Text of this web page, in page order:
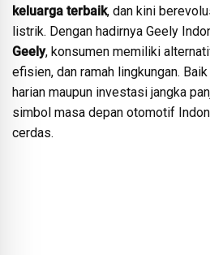
keluarga terbaik, dan kini
listrik. Dengan hadirnya Geely
Geely, konsumen memiliki
efisien, dan ramah lingkungan.
harian maupun investasi jangka
simbol masa depan otomotif
cerdas.